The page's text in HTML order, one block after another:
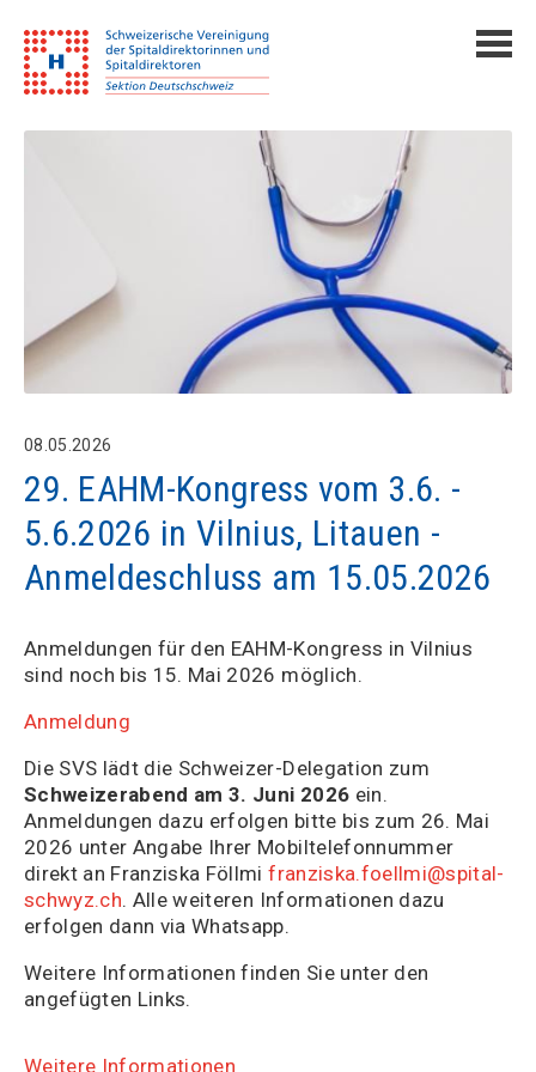
08.05.2026
29. EAHM-Kongress vom 3.6. -
5.6.2026 in Vilnius, Litauen -
Anmeldeschluss am 15.05.2026
Anmeldungen für den EAHM-Kongress in Vilnius
sind noch bis 15. Mai 2026 möglich.
Anmeldung
Die SVS lädt die Schweizer-Delegation zum
Schweizerabend am 3. Juni 2026 ein.
Anmeldungen dazu erfolgen bitte bis zum 26. Mai
2026 unter Angabe Ihrer Mobiltelefonnummer
direkt an Franziska Föllmifranziska.foellmi@spital-
schwyz.ch. Alle weiteren Informationen dazu
erfolgen dann via Whatsapp.
Weitere Informationen finden Sie unter den
angefügten Links.
Weitere Informationen